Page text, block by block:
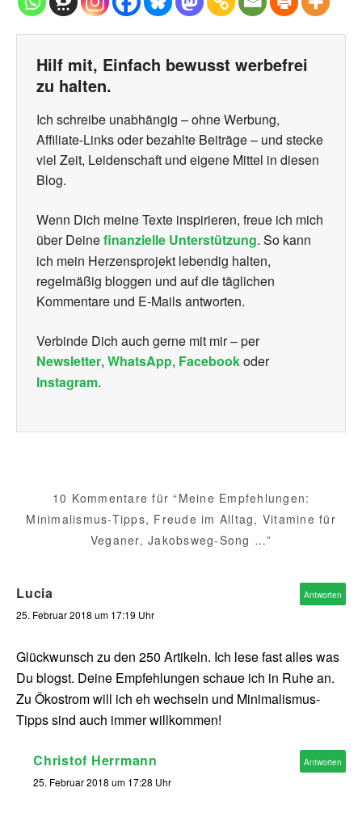
Hilf mit, Einfach bewusst werbefrei
zu halten.
Ich schreibe unabhängig – ohne Werbung,
Affiliate-Links oder bezahlte Beiträge – und stecke
viel Zeit, Leidenschaft und eigene Mittel in diesen
Blog.
Wenn Dich meine Texte inspirieren, freue ich mich
über Deinefinanzielle Unterstützung. So kann
ich mein Herzensprojekt lebendig halten,
regelmäßig bloggen und auf die täglichen
Kommentare und E-Mails antworten.
Verbinde Dich auch gerne mit mir – per
Newsletter, WhatsApp, Facebookoder
Instagram.
10 Kommentare für “Meine Empfehlungen:
Minimalismus-Tipps, Freude im Alltag, Vitamine für
Veganer, Jakobsweg-Song …”
Lucia
25. Februar 2018 um 17:19 Uhr
Glückwunsch zu den 250 Artikeln. Ich lese fast alles was
Du blogst. Deine Empfehlungen schaue ich in Ruhe an.
Zu Ökostrom will ich eh wechseln und Minimalismus-
Tipps sind auch immer willkommen!
Antworten
Christof Herrmann
25. Februar 2018 um 17:28 Uhr
Antworten